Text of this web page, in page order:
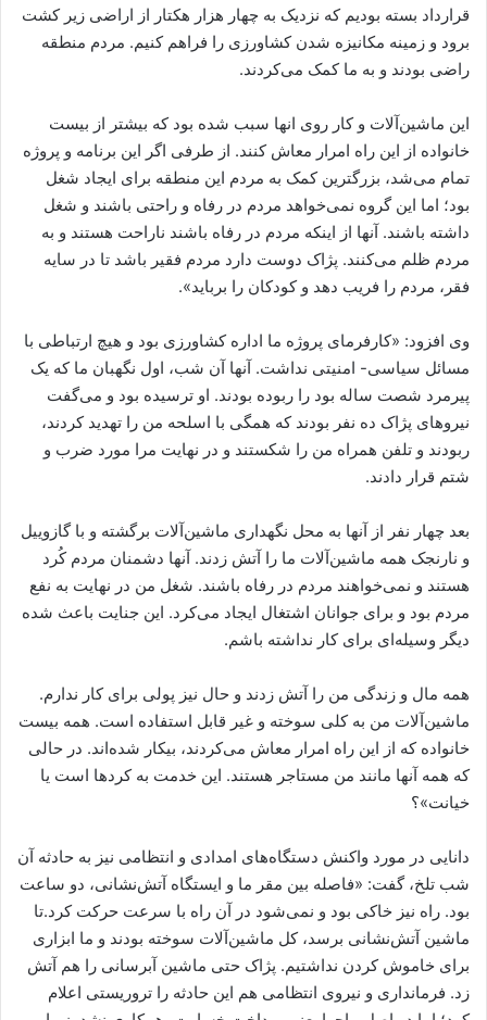
قرارداد بسته بودیم که نزدیک به چهار هزار هکتار از اراضی زیر کشت
برود و زمینه مکانیزه شدن کشاورزی را فراهم کنیم. مردم منطقه
راضی بودند و به ما کمک می‌کردند.
این ماشین‌آلات و کار روی انها سبب شده بود که بیشتر از بیست
خانواده از این راه امرار معاش کنند. از طرفی اگر این برنامه و پروژه
تمام می‌شد، بزرگترین کمک به مردم این منطقه برای ایجاد شغل
بود؛ اما این گروه نمی‌خواهد مردم در رفاه و راحتی باشند و شغل
داشته باشند. آنها از اینکه مردم در رفاه باشند ناراحت هستند و به
مردم ظلم می‌کنند. پژاک دوست دارد مردم فقیر باشد تا در سایه
فقر، مردم را فریب دهد و کودکان را برباید».
وی افزود: «کارفرمای پروژه ما اداره کشاورزی بود و هیچ ارتباطی با
مسائل سیاسی- امنیتی نداشت. آنها آن شب، اول نگهبان ما که یک
پیرمرد شصت ساله بود را ربوده بودند. او ترسیده بود و می‌گفت
نیروهای پژاک ده نفر بودند که همگی با اسلحه من را تهدید کردند،
ربودند و تلفن همراه من را شکستند و در نهایت مرا مورد ضرب و
شتم قرار دادند.
بعد چهار نفر از آنها به محل نگهداری ماشین‌آلات برگشته و با گازوییل
و نارنجک همه ماشین‌آلات ما را آتش زدند. آنها دشمنان مردم کُرد
هستند و نمی‌خواهند مردم در رفاه باشند. شغل من در نهایت به نفع
مردم بود و برای جوانان اشتغال ایجاد می‌کرد. این جنایت باعث شده
دیگر وسیله‌ای برای کار نداشته باشم.
همه مال و زندگی من را آتش زدند و حال نیز پولی برای کار ندارم.
ماشین‌آلات من به کلی سوخته و غیر قابل استفاده است. همه بیست
خانواده که از این راه امرار معاش می‌کردند، بیکار شده‌اند. در حالی
که همه آنها مانند من مستاجر هستند. این خدمت به کردها است یا
خیانت»؟
دانایی در مورد واکنش دستگاه‌های امدادی و انتظامی نیز به حادثه آن
شب تلخ، گفت: «فاصله بین مقر ما و ایستگاه آتش‌نشانی، دو ساعت
بود. راه نیز خاکی بود و نمی‌شود در آن راه با سرعت حرکت کرد.تا
ماشین آتش‌نشانی برسد، کل ماشین‌آلات سوخته بودند و ما ابزاری
برای خاموش کردن نداشتیم. پژاک حتی ماشین آبرسانی را هم آتش
زد. فرمانداری و نیروی انتظامی هم این حادثه را تروریستی اعلام